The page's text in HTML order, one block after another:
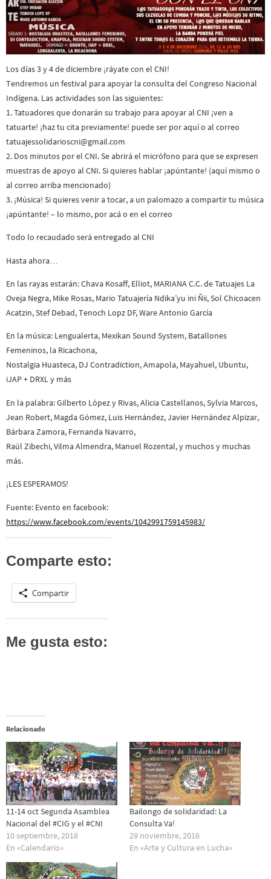
Los días 3 y 4 de diciembre ¡ráyate con el CNI!
Tendremos un festival para apoyar la consulta del Congreso Nacional
Indígena. Las actividades son las siguientes:
1. Tatuadores que donarán su trabajo para apoyar al CNI ¡ven a
tatuarte! ¡haz tu cita previamente! puede ser por aquí o al correo
tatuajessolidarioscni@gmail.com
2. Dos minutos por el CNI. Se abrirá el micrófono para que se expresen
muestras de apoyo al CNI. Si quieres hablar ¡apúntante! (aquí mismo o
al correo arriba mencionado)
3. ¡Música! Si quieres venir a tocar, a un palomazo a compartir tu música
¡apúntante! – lo mismo, por acá o en el correo
Todo lo recaudado será entregado al CNI
Hasta ahora…
En las rayas estarán: Chava Kosaff, Elliot, MARIANA C.C. de Tatuajes La
Oveja Negra, Mike Rosas, Mario Tatuajería Ndika’yu ini Ñii, Sol Chicoacen
Acatzin, Stef Debad, Tenoch Lopz DF, Ware Antonio García
En la música: Lengualerta, Mexikan Sound System, Batallones
Femeninos, la Ricachona,
Nostalgia Huasteca, DJ Contradiction, Amapola, Mayahuel, Ubuntu,
iJAP + DRXL y más
En la palabra: Gilberto López y Rivas, Alicia Castellanos, Sylvia Marcos,
Jean Robert, Magda Gómez, Luis Hernández, Javier Hernández Alpizar,
Bárbara Zamora, Fernanda Navarro,
Raúl Zibechi, Vilma Almendra, Manuel Rozental, y muchos y muchas
más.
¡LES ESPERAMOS!
Fuente: Evento en facebook:
https://www.facebook.com/events/1042991759145983/
Comparte esto:
Compartir
Me gusta esto:
Relacionado
11-14 oct Segunda Asamblea
Nacional del #CIG y el #CNI
10 septiembre, 2018
En «Calendario»
Bailongo de solidaridad: La
Consulta Va!
29 noviembre, 2016
En «Arte y Cultura en Lucha»